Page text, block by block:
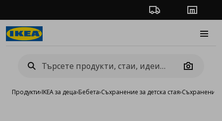
Проследяване на
Camera
Продукти›IKEA за деца›Бебета›Съхранение за детска стая›Съхранение